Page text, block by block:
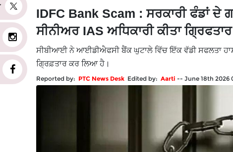
IDFC Bank Scam : ਸਰਕਾਰੀ ਫੰਡਾਂ
ਸੀਨੀਅਰ IAS ਅਧਿਕਾਰੀ ਕੀਤਾ ਗ੍ਰਿਫਤਾਰ
ਸੀਬੀਆਈ ਨੇ ਆਈਡੀਐਫਸੀ ਬੈਂਕ ਘੁਟਾਲੇ ਵਿੱਚ ਇੱਕ ਵੱਡੀ ਸਫਲਤਾ
ਗ੍ਰਿਫ਼ਤਾਰ ਕਰ ਲਿਆ ਹੈ।
Reported by: PTC News Desk Edited by: Aarti -- June 18th 2026